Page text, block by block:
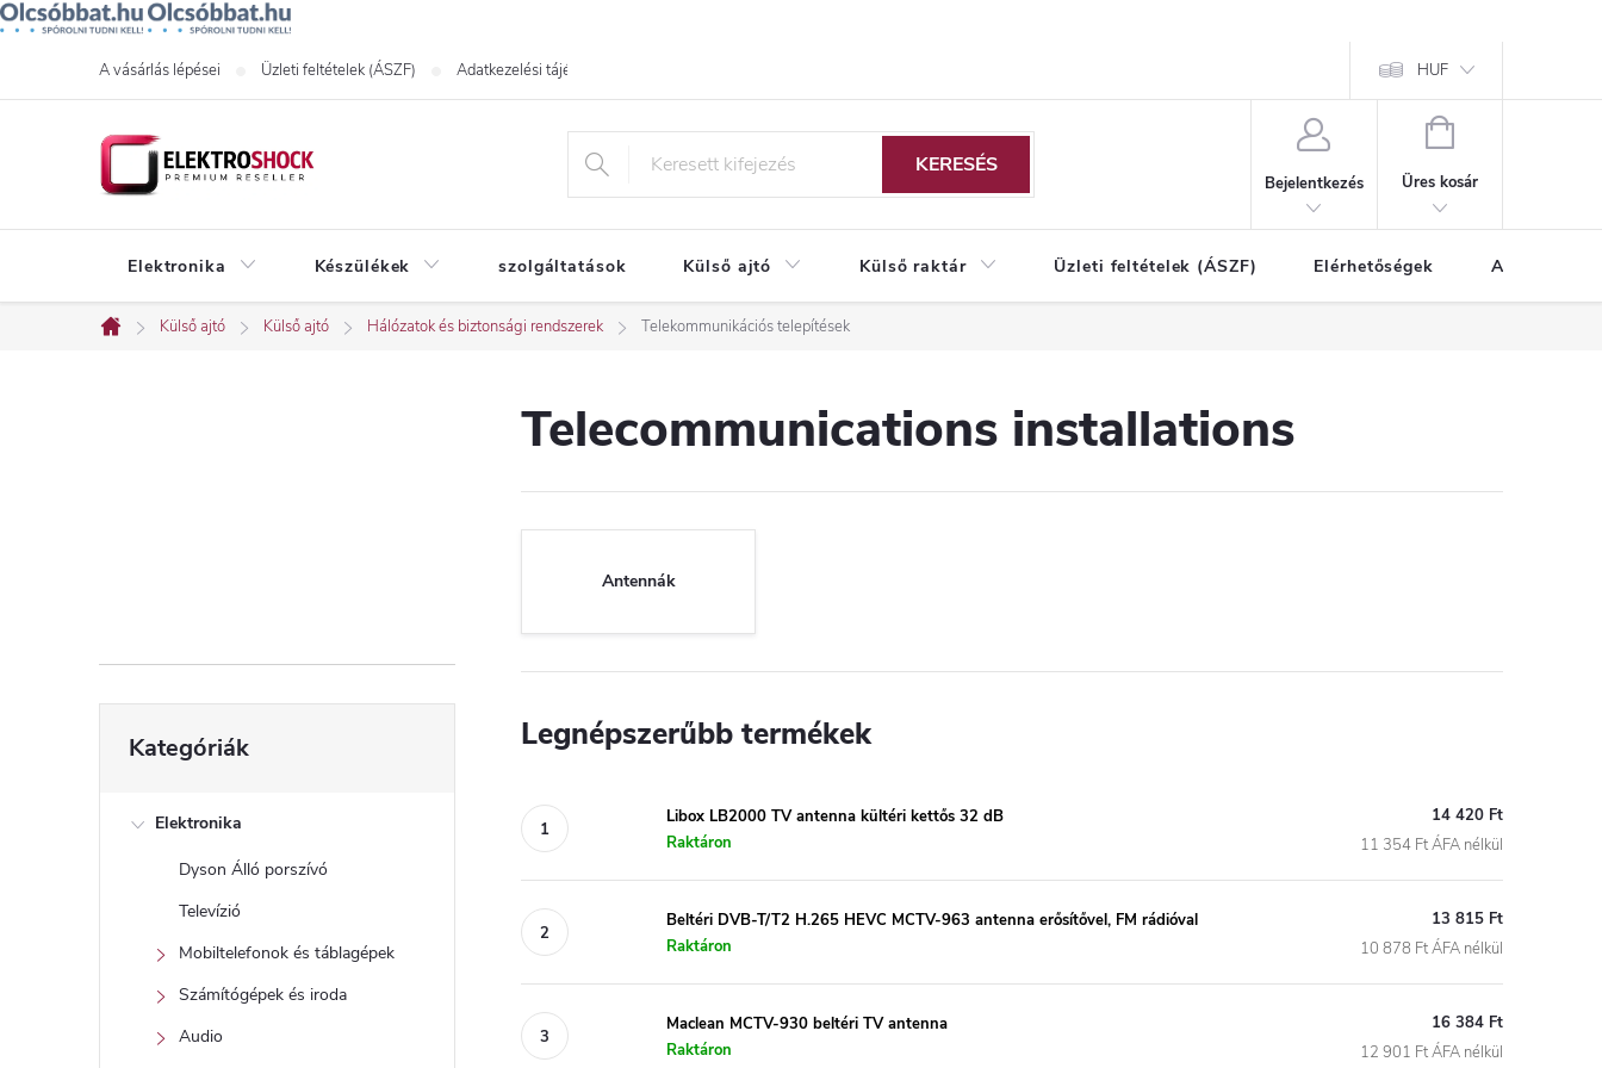
A vásárlás lépései Üzleti feltételek (ÁSZF) Adatkezelési tájékoztató HUF
KERESÉS
Bejelentkezés
KOSÁR
Üres kosár
Elektronika Készülékek szolgáltatások Külső ajtó Külső raktár Üzleti feltételek (ÁSZF) Elérhetőségek A vásárlás
Kezdőlap
Külső ajtó Külső ajtó Hálózatok és biztonsági rendszerek Telekommunikációs telepítések
l
sátugrása
Kategóriák
Elektronika
Dyson Álló porszívó
Televízió
Mobiltelefonok és táblagépek
Számítógépek és iroda
Audio
Telecommunications installations
Antennák
Legnépszerűbb termékek
Libox LB2000 TV antenna kültéri kettős 32 dB
Raktáron
14 420 Ft
11 354 Ft ÁFA nélkül
Beltéri DVB-T/T2 H.265 HEVC MCTV-963 antenna erősítővel, FM rádióval
Raktáron
13 815 Ft
10 878 Ft ÁFA nélkül
Maclean MCTV-930 beltéri TV antenna
Raktáron
16 384 Ft
12 901 Ft ÁFA nélkül